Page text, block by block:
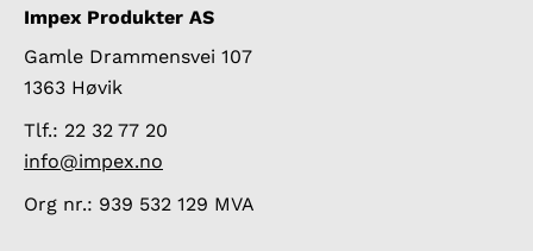
Impex Produkter AS
Gamle Drammensvei 107
1363 Høvik
Tlf.: 22 32 77 20
info@impex.no
Org nr.: 939 532 129 MVA